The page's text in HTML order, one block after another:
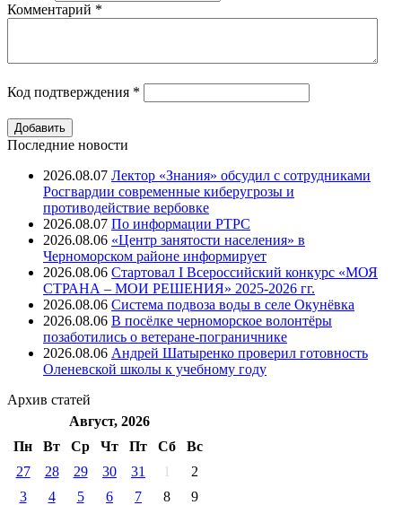
Комментарий *
Код подтверждения *
Последние новости
2026.08.07 Лектор «Знания» обсудил с сотрудниками
Росгвардии современные киберугрозы и
противодействие вербовке
2026.08.07 ⁠По информации РТРС
2026.08.06 «Центр занятости населения» в
Черноморском районе информирует
2026.08.06 Стартовал I Всероссийский конкурс «МОЯ
СТРАНА – МОИ РЕШЕНИЯ» 2025-2026 гг.
2026.08.06 Система подвоза воды в селе Окунёвка
2026.08.06 В посёлке черноморское волонтёры
позаботились о ветеране-пограничнике
2026.08.06 Андрей Шатыренко проверил готовность
Оленевской школы к учебному году
Архив статей
Август, 2026
Пн
Вт Ср Чт Пт Cб
Вс
27
28 29 30 31 1
2
3
4 5 6 7 8
9